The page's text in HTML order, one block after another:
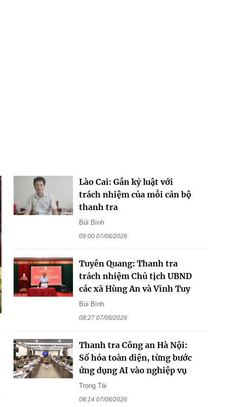
Lào Cai: Gắn kỷ luật với
trách nhiệm của mỗi cán bộ
thanh tra
Bùi Bình
09:00 07/08/2026
Tuyên Quang: Thanh tra
trách nhiệm Chủ tịch UBND
các xã Hùng An và Vĩnh Tuy
Bùi Bình
08:27 07/08/2026
Thanh tra Công an Hà Nội:
Số hóa toàn diện, từng bước
ứng dụng AI vào nghiệp vụ
Trọng Tài
08:14 07/08/2026